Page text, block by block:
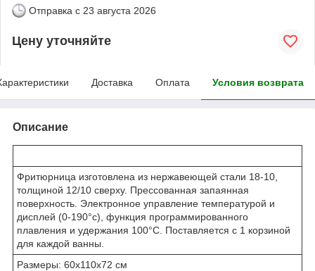
Отправка с 23 августа 2026
Цену уточняйте
Доставка Оплата Условия возврата
Описание
Фритюрница изготовлена из нержавеющей стали 18-10,
толщиной 12/10 сверху. Прессованная запаянная
поверхность. Электронное управление температурой и
дисплей (0-190°с), функция программированного
плавления и удержания 100°C. Поставляется с 1 корзиной
для каждой ванны.
Размеры: 60x110x72 см